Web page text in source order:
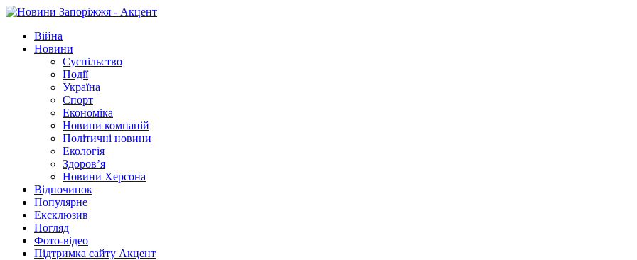
Війна
Новини
Суспільство
Події
Україна
Спорт
Економіка
Новини компаній
Політичні новини
Екологія
Здоров’я
Новини Херсона
Відпочинок
Популярне
Ексклюзив
Погляд
Фото-відео
Підтримка сайту Акцент